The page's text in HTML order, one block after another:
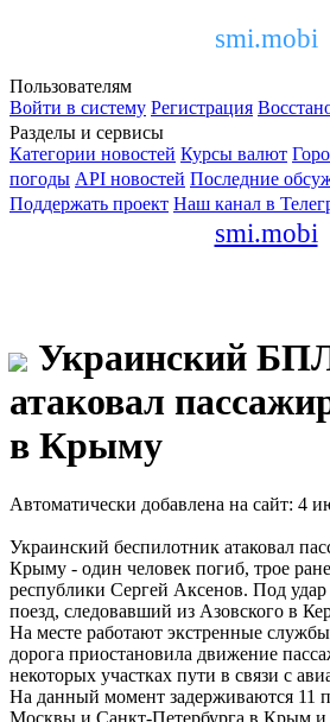
smi.mobi
Пользователям
Войти в систему Регистрация
Разделы и сервисы
Категории новостей Курсы валют
погоды API новостей Последние
Поддержать проект Наш канал в
smi.mobi
Украинский
атаковал
в Крыму
Автоматически добавлена на сайт: 4
Украинский беспилотник атаковал
Крыму - один человек погиб, трое
республики Сергей Аксенов. Под
поезд, следовавший из Азовского в
На месте работают экстренные
дорога приостановила движение
некоторых участках пути в связи с
На данный момент задерживаются 11
Москвы и Санкт-Петербурга в Крым и